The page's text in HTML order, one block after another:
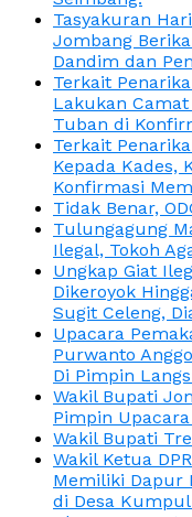
Tasyakuran
Jombang
Dandim dan
Terkait
Lakukan
Tuban di
Terkait
Kepada Kades,
Konfirmasi
Tidak Benar,
Tulungagung
Ilegal, Tokoh
Ungkap Giat
Dikeroyok
Sugit Celeng,
Upacara
Purwanto
Di Pimpin
Wakil Bupati
Pimpin
Wakil Bupati
Wakil Ketua
Memiliki Dapur
di Desa